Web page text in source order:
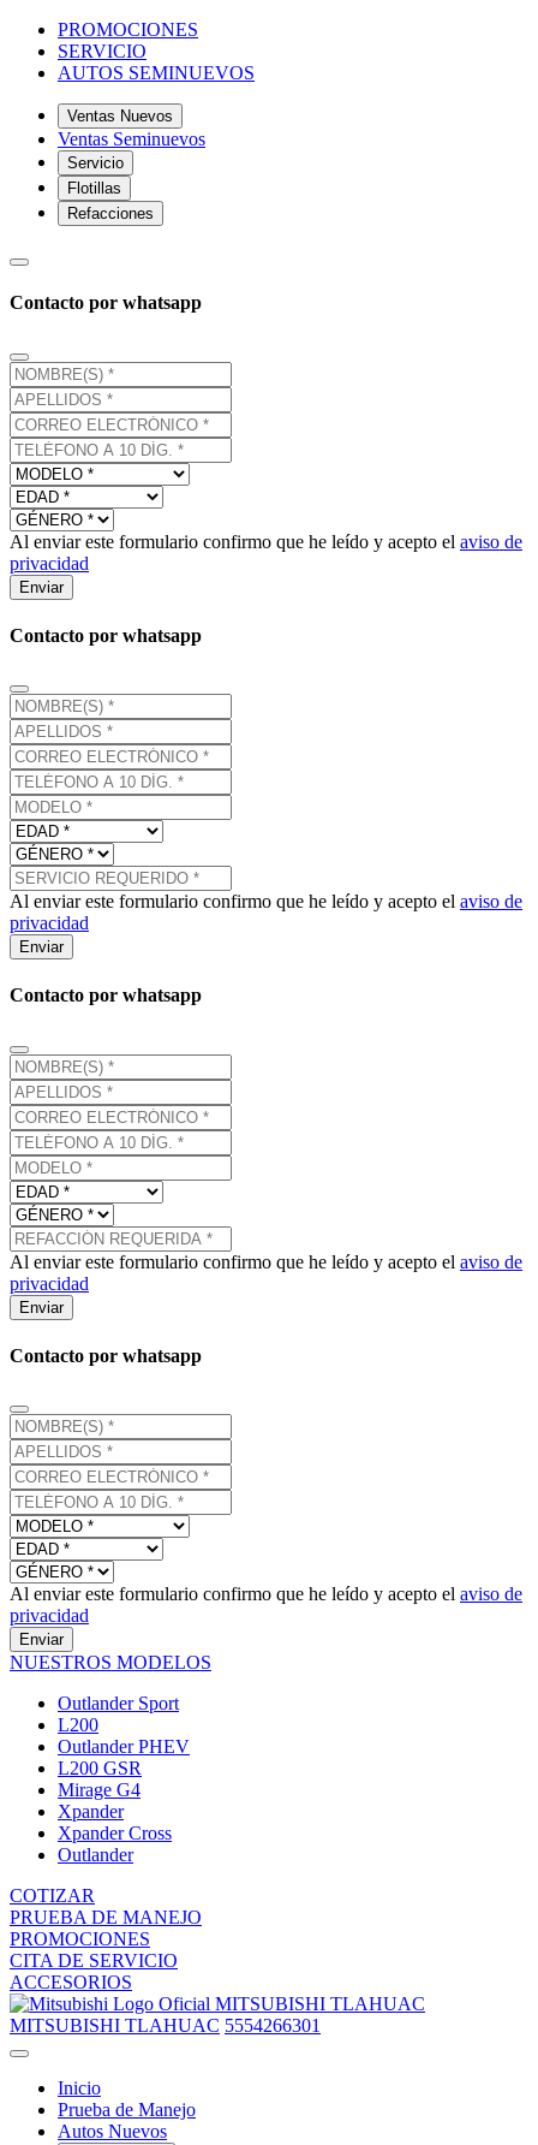
PROMOCIONES
SERVICIO
AUTOS SEMINUEVOS
Ventas Nuevos
Ventas Seminuevos
Servicio
Flotillas
Refacciones
Contacto por whatsapp
Al enviar este formulario confirmo que he leído y acepto el aviso de
privacidad
Enviar
Contacto por whatsapp
Al enviar este formulario confirmo que he leído y acepto el aviso de
privacidad
Enviar
Contacto por whatsapp
Al enviar este formulario confirmo que he leído y acepto el aviso de
privacidad
Enviar
Contacto por whatsapp
Al enviar este formulario confirmo que he leído y acepto el aviso de
privacidad
Enviar
NUESTROS MODELOS
Outlander Sport
L200
Outlander PHEV
L200 GSR
Mirage G4
Xpander
Xpander Cross
Outlander
COTIZAR
PRUEBA DE MANEJO
PROMOCIONES
CITA DE SERVICIO
ACCESORIOS
MITSUBISHI TLAHUAC
MITSUBISHI TLAHUAC 5554266301
Inicio
Prueba de Manejo
Autos Nuevos